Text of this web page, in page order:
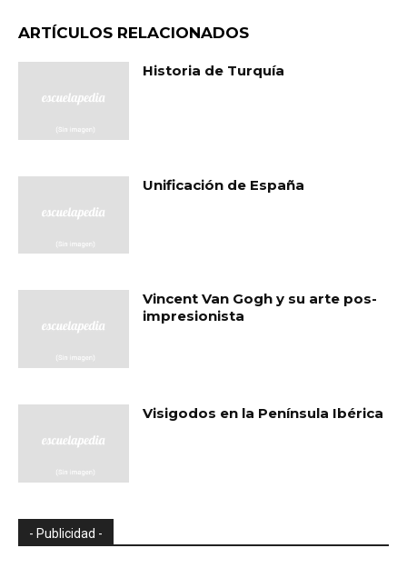
ARTÍCULOS RELACIONADOS
Historia de Turquía
Unificación de España
Vincent Van Gogh y su arte pos-
impresionista
Visigodos en la Península Ibérica
- Publicidad -